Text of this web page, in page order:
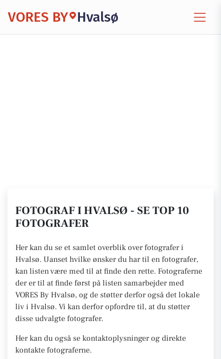
VORES BY Hvalsø
FOTOGRAF I HVALSØ - SE TOP 10
FOTOGRAFER
Her kan du se et samlet overblik over fotografer i
Hvalsø. Uanset hvilke ønsker du har til en fotografer,
kan listen være med til at finde den rette. Fotograferne
der er til at finde først på listen samarbejder med
VORES By Hvalsø, og de støtter derfor også det lokale
liv i Hvalsø. Vi kan derfor opfordre til, at du støtter
disse udvalgte fotografer.
Her kan du også se kontaktoplysninger og direkte
kontakte fotograferne.